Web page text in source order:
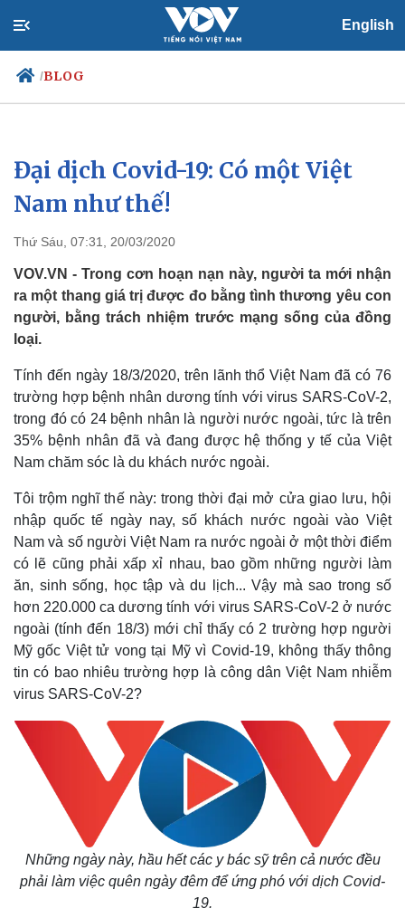
English
/BLOG
Chính trị
Đảng
Tổ chức nhân sự
Nhận diện sự thật
Xã hội
Việc làm
Biển đảo
Đại dịch Covid-19: Có một Việt
Nam như thế!
Thứ Sáu, 07:31, 20/03/2020
VOV.VN - Trong cơn hoạn nạn này, người ta mới nhận
ra một thang giá trị được đo bằng tình thương yêu con
người, bằng trách nhiệm trước mạng sống của đồng
loại.
Tính đến ngày 18/3/2020, trên lãnh thổ Việt Nam đã có 76
trường hợp bệnh nhân dương tính với virus SARS-CoV-2,
trong đó có 24 bệnh nhân là người nước ngoài, tức là trên
35% bệnh nhân đã và đang được hệ thống y tế của Việt
Nam chăm sóc là du khách nước ngoài.
Tôi trộm nghĩ thế này: trong thời đại mở cửa giao lưu, hội
nhập quốc tế ngày nay, số khách nước ngoài vào Việt
Nam và số người Việt Nam ra nước ngoài ở một thời điểm
có lẽ cũng phải xấp xỉ nhau, bao gồm những người làm
ăn, sinh sống, học tập và du lịch... Vậy mà sao trong số
hơn 220.000 ca dương tính với virus SARS-CoV-2 ở nước
ngoài (tính đến 18/3) mới chỉ thấy có 2 trường hợp người
Mỹ gốc Việt tử vong tại Mỹ vì Covid-19, không thấy thông
tin có bao nhiêu trường hợp là công dân Việt Nam nhiễm
virus SARS-CoV-2?
Những ngày này, hầu hết các y bác sỹ trên cả nước đều
phải làm việc quên ngày đêm để ứng phó với dịch Covid-
19.